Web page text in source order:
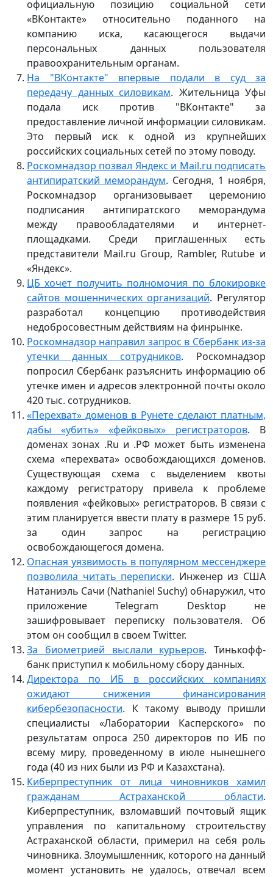
официальную позицию социальной сети
«ВКонтакте» относительно поданного на
компанию иска, касающегося выдачи
персональных данных пользователя
правоохранительным органам.
На "ВКонтакте" впервые подали в суд за
передачу данных силовикам. Жительница Уфы
подала иск против "ВКонтакте" за
предоставление личной информации силовикам.
Это первый иск к одной из крупнейших
российских социальных сетей по этому поводу.
Роскомнадзор позвал Яндекс и Mail.ru подписать
антипиратский меморандум. Сегодня, 1 ноября,
Роскомнадзор организовывает церемонию
подписания антипиратского меморандума
между правообладателями и интернет-
площадками. Среди приглашенных есть
представители Mail.ru Group, Rambler, Rutube и
«Яндекс».
ЦБ хочет получить полномочия по блокировке
сайтов мошеннических организаций. Регулятор
разработал концепцию противодействия
недобросовестным действиям на финрынке.
Роскомнадзор направил запрос в Сбербанк из-за
утечки данных сотрудников. Роскомнадзор
попросил Сбербанк разъяснить информацию об
утечке имен и адресов электронной почты около
420 тыс. сотрудников.
«Перехват» доменов в Рунете сделают платным,
дабы «убить» «фейковых» регистраторов. В
доменах зонах .Ru и .РФ может быть изменена
схема «перехвата» освобождающихся доменов.
Существующая схема с выделением квоты
каждому регистратору привела к проблеме
появления «фейковых» регистраторов. В связи с
этим планируется ввести плату в размере 15 руб.
за один запрос на регистрацию
освобождающегося домена.
Опасная уязвимость в популярном мессенджере
позволила читать переписки. Инженер из США
Натаниэль Сачи (Nathaniel Suchy) обнаружил, что
приложение Telegram Desktop не
зашифровывает переписку пользователя. Об
этом он сообщил в своем Twitter.
За биометрией выслали курьеров. Тинькофф-
банк приступил к мобильному сбору данных.
Директора по ИБ в российских компаниях
ожидают снижения финансирования
кибербезопасности. К такому выводу пришли
специалисты «Лаборатории Касперского» по
результатам опроса 250 директоров по ИБ по
всему миру, проведенному в июле нынешнего
года (40 из них были из РФ и Казахстана).
Киберпреступник от лица чиновников хамил
гражданам Астраханской области.
Киберпреступник, взломавший почтовый ящик
управления по капитальному строительству
Астраханской области, примерил на себя роль
чиновника. Злоумышленник, которого на данный
момент установить не удалось, отвечал всем